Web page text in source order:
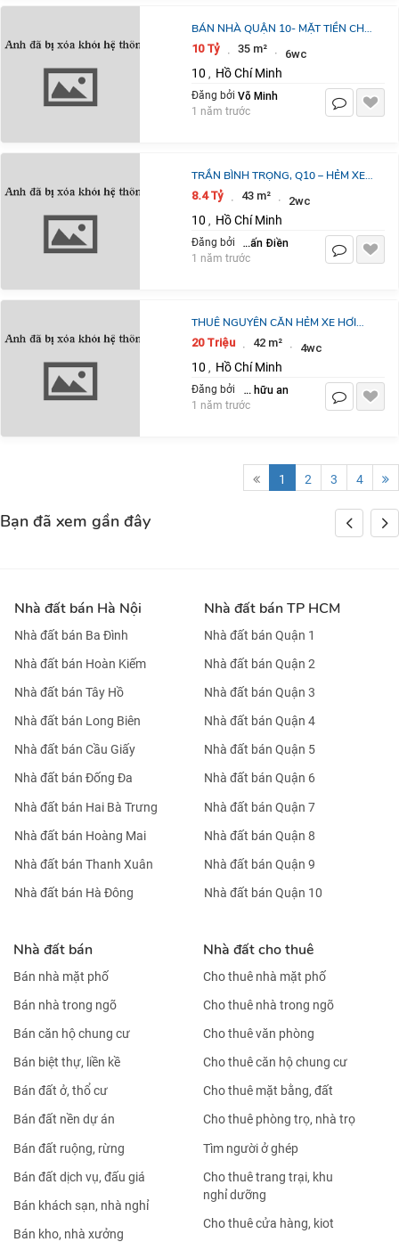
BÁN NHÀ QUẬN 10- MẶT TIỀN CHỢ
NGUYỄN TRI PHƯƠNG- 5 TẦNG Ở
NGAY: NHỈNH 10 TỶ. MR VŨ:
0933910039
10 Tỷ · 35 m² · 6wc
10 , Hồ Chí Minh
Đăng bởi Võ Minh
1 năm trước
TRẦN BÌNH TRỌNG, Q10 – HẺM XE
HƠI 4M – CHÍNH CHỦ 1 ĐỜI – CHỈ
8.4 Tỷ · 43 m² · 2wc
10 , Hồ Chí Minh
Đăng bởi Nguyễn Tấn Điền
1 năm trước
THUÊ NGUYÊN CĂN HẺM XE HƠI
Q10- NGANG HƠN 4M, MỚI TINH 4
TẦNG SUỐT: 20 TRIỆU. MR VŨ:
0933910039
20 Triệu · 42 m² · 4wc
10 , Hồ Chí Minh
Đăng bởi nguyễn hữu an
1 năm trước
1 2 3 4
Bạn đã xem gần đây
Nhà đất bán Hà Nội
Nhà đất bán Ba Đình
Nhà đất bán Hoàn Kiếm
Nhà đất bán Tây Hồ
Nhà đất bán Long Biên
Nhà đất bán Cầu Giấy
Nhà đất bán Đống Đa
Nhà đất bán Hai Bà Trưng
Nhà đất bán Hoàng Mai
Nhà đất bán Thanh Xuân
Nhà đất bán Hà Đông
Nhà đất bán TP HCM
Nhà đất bán Quận 1
Nhà đất bán Quận 2
Nhà đất bán Quận 3
Nhà đất bán Quận 4
Nhà đất bán Quận 5
Nhà đất bán Quận 6
Nhà đất bán Quận 7
Nhà đất bán Quận 8
Nhà đất bán Quận 9
Nhà đất bán Quận 10
Nhà đất bán
Bán nhà mặt phố
Bán nhà trong ngõ
Bán căn hộ chung cư
Bán biệt thự, liền kề
Bán đất ở, thổ cư
Bán đất nền dự án
Bán đất ruộng, rừng
Bán đất dịch vụ, đấu giá
Bán khách sạn, nhà nghỉ
Bán kho, nhà xưởng
Nhà đất cho thuê
Cho thuê nhà mặt phố
Cho thuê nhà trong ngõ
Cho thuê văn phòng
Cho thuê căn hộ chung cư
Cho thuê mặt bằng, đất
Cho thuê phòng trọ, nhà trọ
Tìm người ở ghép
Cho thuê trang trại, khu
nghỉ dưỡng
Cho thuê cửa hàng, kiot